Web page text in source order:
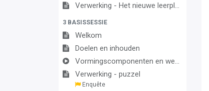
Verwerking - Het nieuwe leerplan
3 BASISSESSIE
Welkom
Doelen en inhouden
Vormingscomponenten en wegwijzers in Voeding & Horeca
Verwerking - puzzel
Enquête